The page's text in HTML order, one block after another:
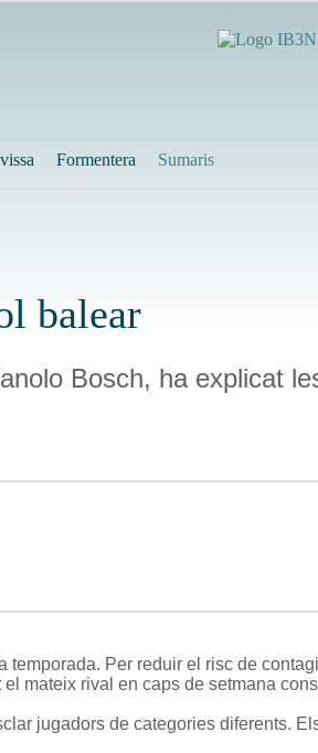
Formentera Sumaris
balear
Bosch, ha explicat
temporada. Per reduir el risc de
mateix rival en caps de setmana
jugadors de categories diferents.